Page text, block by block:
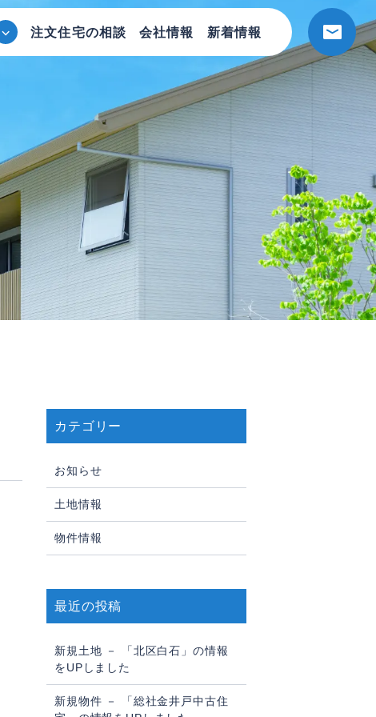
注文住宅の相談 会社情報 新着情報
カテゴリー
お知らせ
土地情報
物件情報
最近の投稿
新規土地 － 「北区白石」の情報
をUPしました
新規物件 － 「総社金井戸中古住